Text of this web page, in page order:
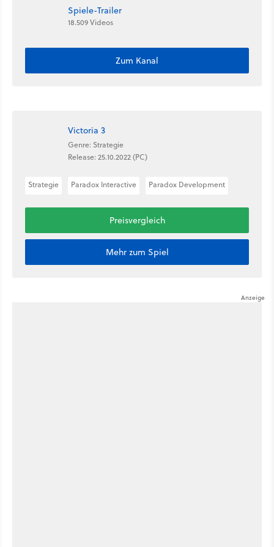
Spiele-Trailer
18.509 Videos
Zum Kanal
Victoria 3
Genre: Strategie
Release: 25.10.2022 (PC)
Strategie Paradox Interactive Paradox Development
Preisvergleich
Mehr zum Spiel